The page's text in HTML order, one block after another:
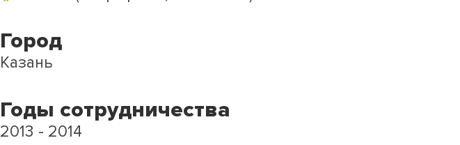
Город
Казань
Годы сотрудничества
2013 - 2014